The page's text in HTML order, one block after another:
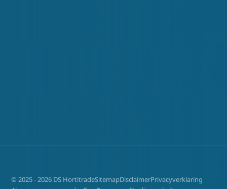
© 2025 - 2026 DS HortitradeSitemapDisclaimerPrivacyverklaring